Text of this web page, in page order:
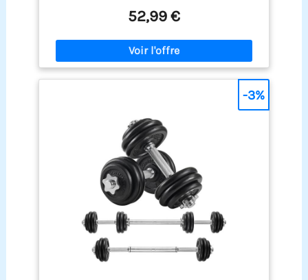
kg pour en faire un haltère long de 30 kg 【ANTI-
DÉRAPANT & SILENCIEUX】Grâce à leur surface
moletée, les barres de 12 cm de long sont
antiglisse. Elles assurent une utilisation
sécurisée et une bonne prise en main. Les 4
verrous maintiennent les plaques en place et
DURABLE】Un revêtement en plastique de qualité
ainsi qu’un remplissage en béton et en sable est
plus sûr d’utilisation pour éviter les fuites, vous
permettant de profiter de ces haltères pendant de
nombreuses années ! 【POUR DIFFÉRENTS TYPES
D'ENTRAÎNEMENT】Avec ces haltères, vous
travaillez vos bras, épaules, poitrine, abdominaux,
dos et jambes. Niveau débutant ou avancé, ces
haltères conviennent à tous 【MONTAGE ET
DÉMONTAGE RAPIDE】Avec sa structure simple et
les accessoires fournis, vous pouvez assembler
rapidement ce set d'haltères. Faire du fitness à la
maison n'a jamais été aussi facile
52,99 €
-3%